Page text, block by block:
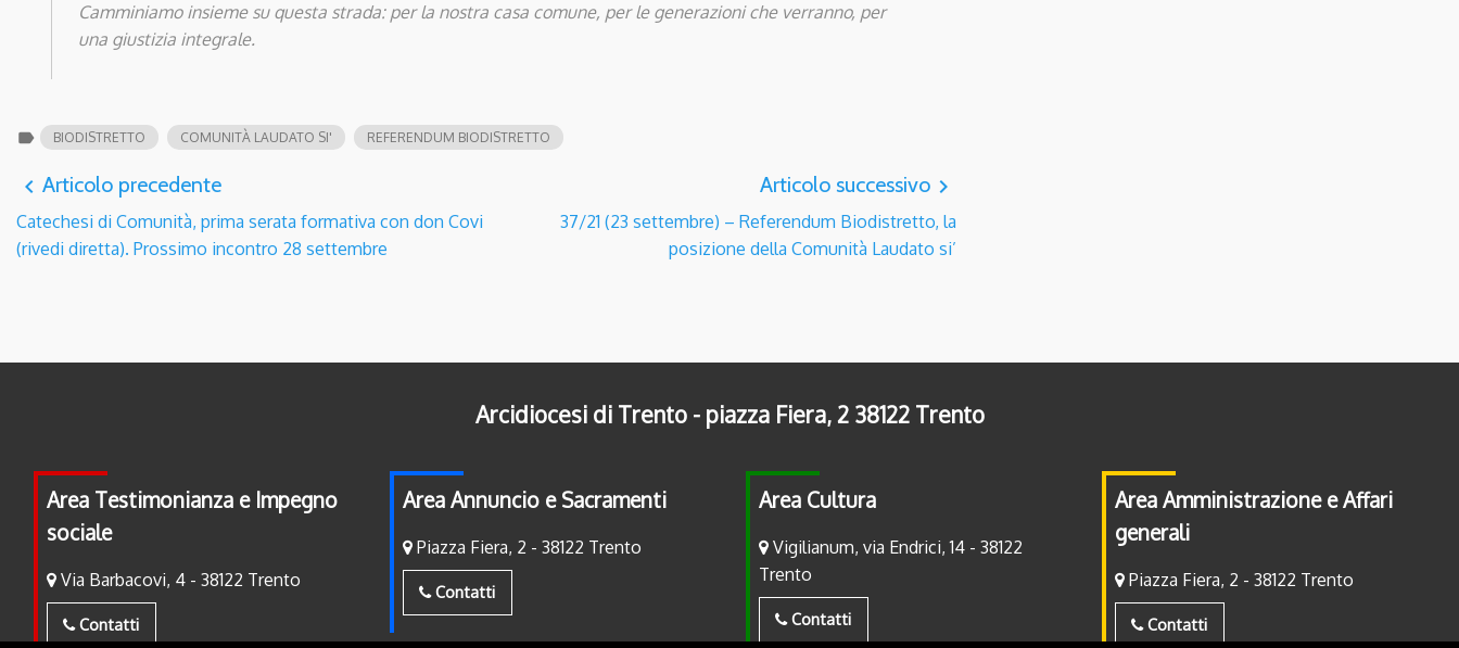
Camminiamo insieme su questa strada: per la nostra casa comune, per le generazioni che verranno, per
una giustizia integrale.
label BIODISTRETTO COMUNITÀ LAUDATO SI' REFERENDUM BIODISTRETTO
navigate_before Articolo precedente
Catechesi di Comunità, prima serata formativa con don Covi
(rivedi diretta). Prossimo incontro 28 settembre
Articolo successivo navigate_next
37/21 (23 settembre) – Referendum Biodistretto, la
posizione della Comunità Laudato si’
Arcidiocesi di Trento - piazza Fiera, 2 38122 Trento
Area Testimonianza e Impegno
sociale
Via Barbacovi, 4 - 38122 Trento
Contatti
Area Annuncio e Sacramenti
Piazza Fiera, 2 - 38122 Trento
Contatti
Area Cultura
Vigilianum, via Endrici, 14 - 38122
Trento
Contatti
Area Amministrazione e Affari
generali
Piazza Fiera, 2 - 38122 Trento
Contatti